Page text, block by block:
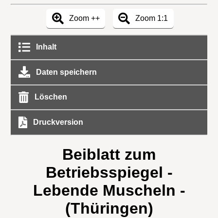
Zoom ++ Zoom 1:1
Inhalt
Daten speichern
Löschen
Druckversion
Beiblatt zum
Betriebsspiegel -
Lebende Muscheln -
(Thüringen)